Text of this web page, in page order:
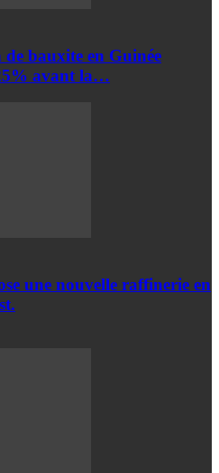
bauxite en Guinée
avant la…
une nouvelle raffinerie en